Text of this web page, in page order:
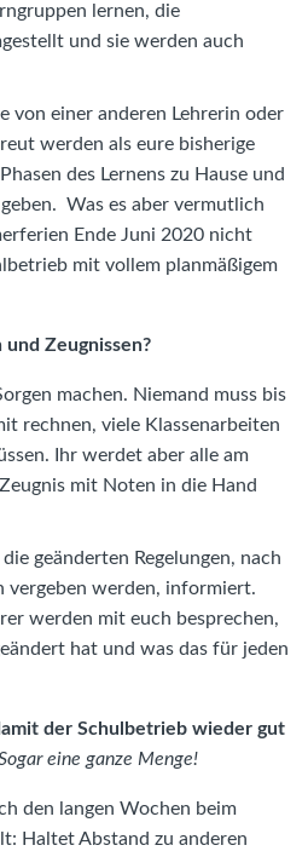
lernen, die
und sie werden auch
von einer anderen Lehrerin oder
werden als eure bisherige
des Lernens zu Hause und
Was es aber vermutlich
Ende Juni 2020 nicht
mit vollem planmäßigem
Zeugnissen?
machen. Niemand muss bis
rechnen, viele Klassenarbeiten
Ihr werdet aber alle am
mit Noten in die Hand
geänderten Regelungen, nach
vergeben werden, informiert.
werden mit euch besprechen,
hat und was das für jeden
der Schulbetrieb wieder gut
eine ganze Menge!
den langen Wochen beim
Haltet Abstand zu anderen